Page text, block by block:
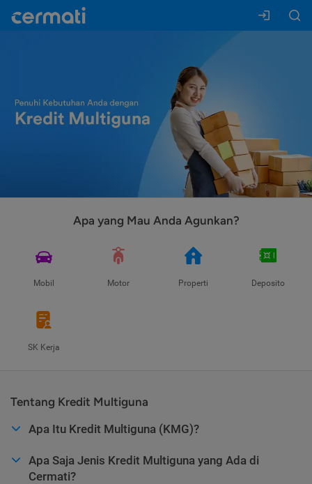
Apa yang Mau Anda Agunkan?
Mobil Motor Properti Deposito
SK Kerja
Tentang Kredit Multiguna
Apa Itu Kredit Multiguna (KMG)?
Apa Saja Jenis Kredit Multiguna yang Ada di
Cermati?